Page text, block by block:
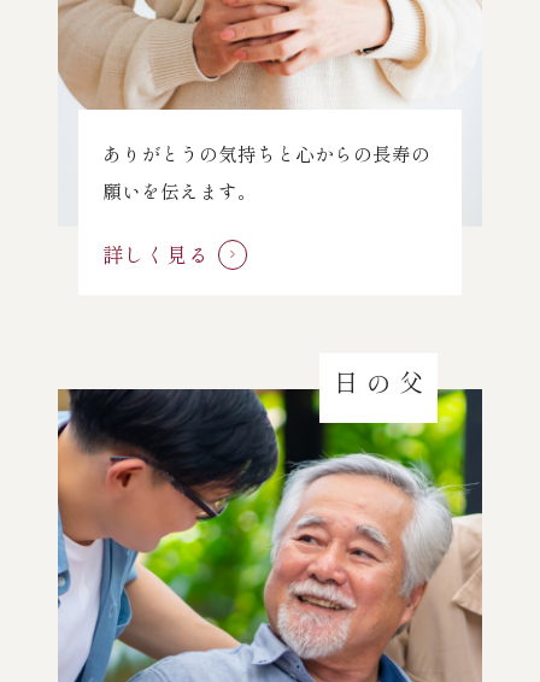
ありがとうの気持ちと心からの長寿の
願いを伝えます。
詳しく見る
父の日